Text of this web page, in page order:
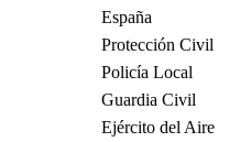
España
Protección Civil
Policía Local
Guardia Civil
Ejército del Aire